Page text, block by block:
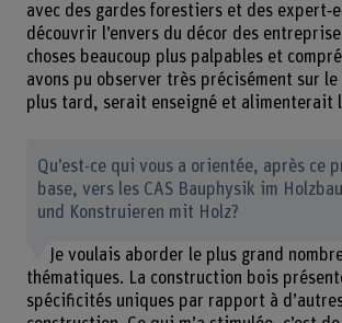
avec des gardes forestiers et des
découvrir l’envers du décor des
choses beaucoup plus palpables et
avons pu observer très précisément sur
plus tard, serait enseigné et alimenterait
Qu’est-ce qui vous a orientée, après ce
base, vers les CAS Bauphysik im
und Konstruieren mit Holz?
Je voulais aborder le plus grand
thématiques. La construction bois
spécificités uniques par rapport à